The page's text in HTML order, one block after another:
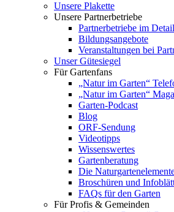
Unsere Plakette
Unsere Partnerbetriebe
Partnerbetriebe im Detail
Bildungsangebote
Veranstaltungen bei
Unser Gütesiegel
Für Gartenfans
„Natur im Garten“
„Natur im Garten“
Garten-Podcast
Blog
ORF-Sendung
Videotipps
Wissenswertes
Gartenberatung
Die
Broschüren und
FAQs für den Garten
Für Profis & Gemeinden